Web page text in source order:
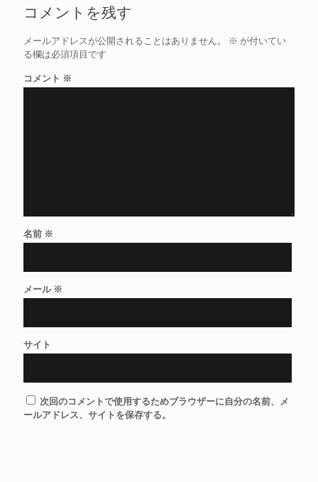
コメントを残す
メールアドレスが公開されることはありません。 ※ が付いてい
る欄は必須項目です
コメント ※
名前 ※
メール ※
サイト
次回のコメントで使用するためブラウザーに自分の名前、メ
ールアドレス、サイトを保存する。